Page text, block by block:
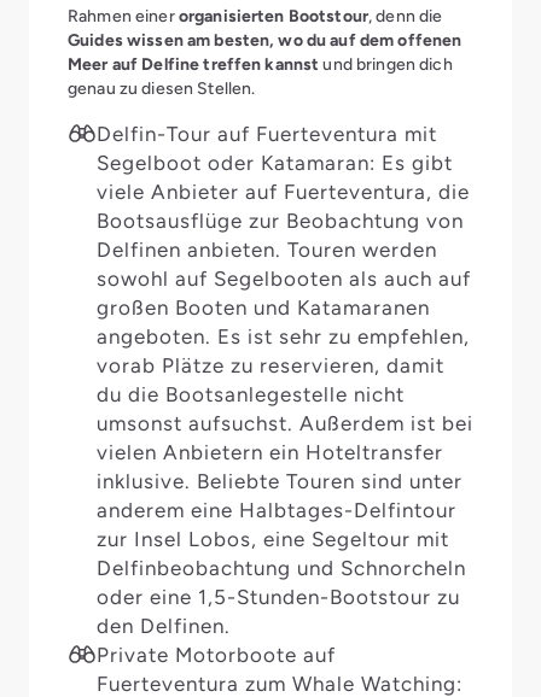
Rahmen einerorganisierten Bootstour, denn die
Guides wissen am besten, wo du auf dem offenen
Meer auf Delfine treffen kannstund bringen dich
genau zu diesen Stellen.
Delfin-Tour auf Fuerteventura mit
Segelboot oder Katamaran: Es gibt
viele Anbieter auf Fuerteventura, die
Bootsausflüge zur Beobachtung von
Delfinen anbieten. Touren werden
sowohl auf Segelbooten als auch auf
großen Booten und Katamaranen
angeboten. Es ist sehr zu empfehlen,
vorab Plätze zu reservieren, damit
du die Bootsanlegestelle nicht
umsonst aufsuchst. Außerdem ist bei
vielen Anbietern ein Hoteltransfer
inklusive. Beliebte Touren sind unter
anderem eine Halbtages-Delfintour
zur Insel Lobos, eine Segeltour mit
Delfinbeobachtung und Schnorcheln
oder eine 1,5-Stunden-Bootstour zu
den Delfinen.
Private Motorboote auf
Fuerteventura zum Whale Watching: